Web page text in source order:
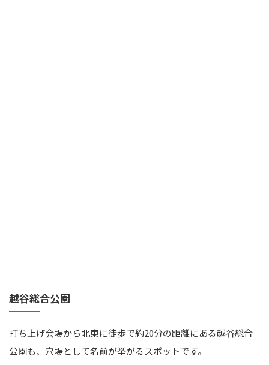
越谷総合公園
打ち上げ会場から北東に徒歩で約20分の距離にある越谷総合
公園も、穴場として名前が挙がるスポットです。